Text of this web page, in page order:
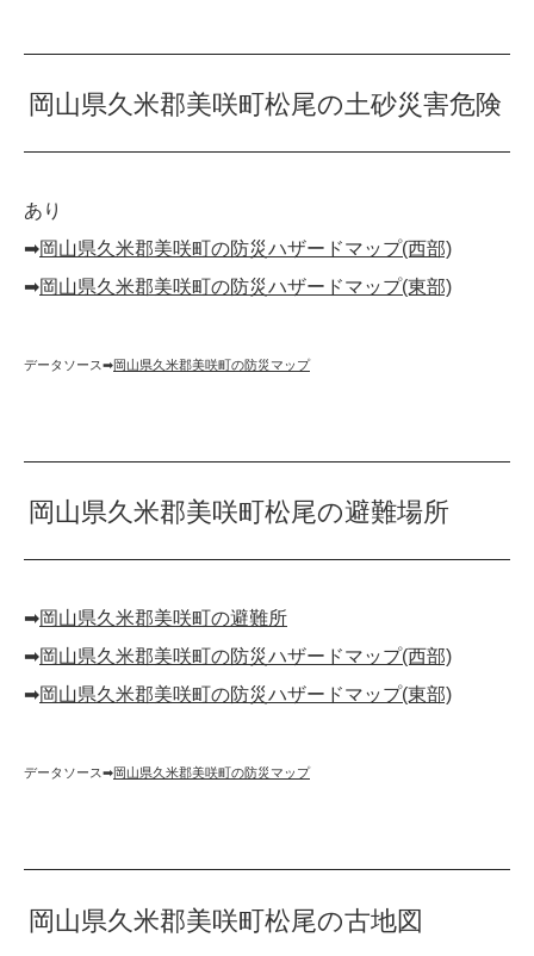
岡山県久米郡美咲町松尾の土砂災害危険
あり
➡︎岡山県久米郡美咲町の防災ハザードマップ(西部)
➡︎岡山県久米郡美咲町の防災ハザードマップ(東部)
データソース➡︎岡山県久米郡美咲町の防災マップ
岡山県久米郡美咲町松尾の避難場所
➡︎岡山県久米郡美咲町の避難所
➡︎岡山県久米郡美咲町の防災ハザードマップ(西部)
➡︎岡山県久米郡美咲町の防災ハザードマップ(東部)
データソース➡︎岡山県久米郡美咲町の防災マップ
岡山県久米郡美咲町松尾の古地図